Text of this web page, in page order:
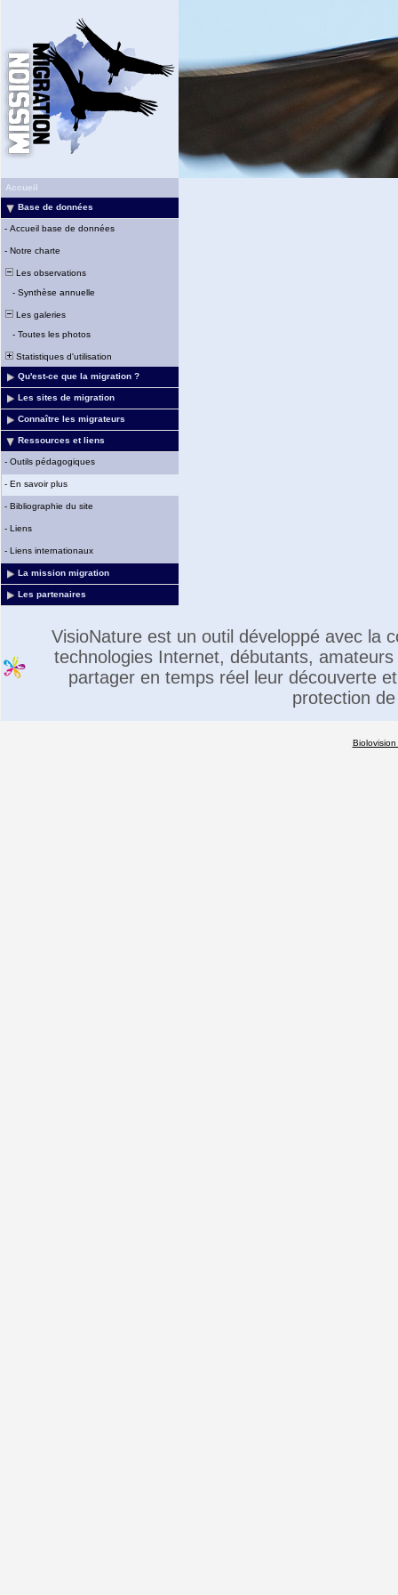
Accueil
Base de données
- Accueil base de données
- Notre charte
Les observations
- Synthèse annuelle
Les galeries
- Toutes les photos
Statistiques d'utilisation
Qu'est-ce que la migration ?
Les sites de migration
Connaître les migrateurs
Ressources et liens
- Outils pédagogiques
- En savoir plus
- Bibliographie du site
- Liens
- Liens internationaux
La mission migration
Les partenaires
VisioNature est un outil développé avec la
technologies Internet, débutants,
partager en temps réel leur découverte
protection
Biolovision